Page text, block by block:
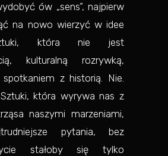
ów „sens”, najpierw
na nowo wierzyć w idee
która nie jest
kulturalną rozrywką,
spotkaniem z historią. Nie.
która wyrywa nas z
naszymi marzeniami,
pytania, bez
stałoby się tylko